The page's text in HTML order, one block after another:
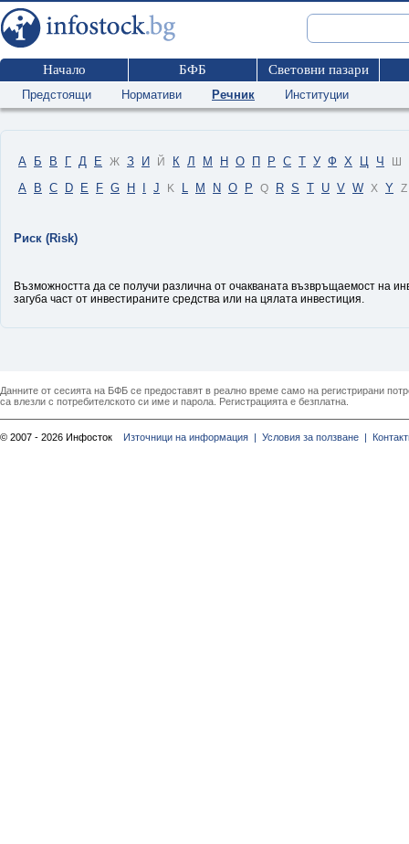
Начало БФБ Световни пазари
Предстоящи Нормативи Речник Институции
А Б В Г Д Е Ж З И Й К Л М Н О П Р С Т У Ф Х Ц Ч Ш
A B C D E F G H J K L M N O P Q R S T U V W X Y Z
Риск (Risk)
Възможността да се получи различна от очакваната възвръщаемост на
загуба част от инвестираните средства или на цялата инвестиция.
Данните от сесията на БФБ се предоставят в реално време само на регистрирани
са влезли с потребителското си име и парола. Регистрацията е безплатна.
© 2007 - 2026 Инфосток Източници на информация | Условия за ползване |